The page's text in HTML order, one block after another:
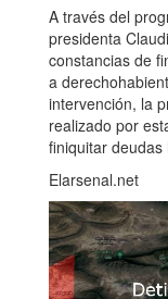
A través del
presidenta
constancias de
a
intervención, la
realizado por
finiquitar deudas
Elarsenal.net